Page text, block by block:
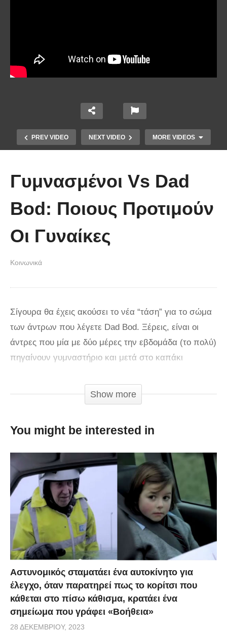
PREV VIDEO NEXT VIDEO MORE VIDEOS
Ένα ζευγάρι τον πρώτο χρόνο VS
(Βίντεο)
Γυμνασμένοι Vs Dad
Bod: Ποιους Προτιμούν
Οι Γυναίκες
Κοινωνικά
Σίγουρα θα έχεις ακούσει το νέα “τάση” για το σώμα
των άντρων που λέγετε Dad Bod. Ξέρεις, είναι οι
άντρες που μία με δύο μέρες την εβδομάδα (το πολύ)
πηγαίνουν γυμναστήριο και μετά στο καπάκι
τρώγοντας πίτσες. Ο άντρας ο σωστός βρε παιδί μου
με την κοιλίτσα του, που ξέρει να απολαμβάνει το
αντισταθεί σε έναν γυμνασμένο άντρα;
Αυτή την απορία είχε και η ομάδα “The Super Zeros”
και γύρισε αυτό το βίντεο, με σκοπό να δουν το ποιες
είναι οι προτιμήσεις των γυναικών και αν τελικά θα
υπερισχύσουν τα κουτάκια ή η κοιλίτσα!
Στο video που ακολουθεί πρωταγωνιστούν δύο
άντρες, ένας γυμνασμένος και ένας με λίγα κιλάκια
παρά πάνω και ζητούν την γνώμη των γυναικών για
το σώμα τους. Ποιος λες να είχε τις περισσότερες
κατακτήσεις;
Ποιον τύπο άντρα προτιμούν οι γυναίκες video.
via
Show more
You might be interested in
Αστυνομικός σταματάει ένα αυτοκίνητο για
έλεγχο, όταν παρατηρεί πως το κορίτσι που
κάθεται στο πίσω κάθισμα, κρατάει ένα
σημείωμα που γράφει «Βοήθεια»
28 ΔΕΚΕΜΒΡΊΟΥ, 2023